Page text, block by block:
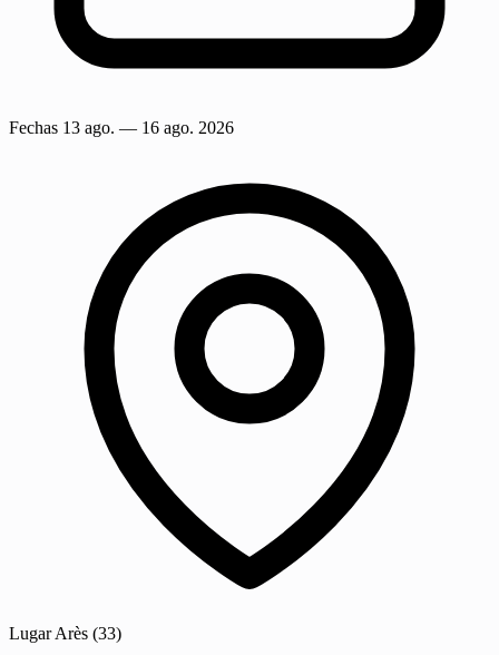
Fechas 13 ago. — 16 ago. 2026
Lugar Arès (33)